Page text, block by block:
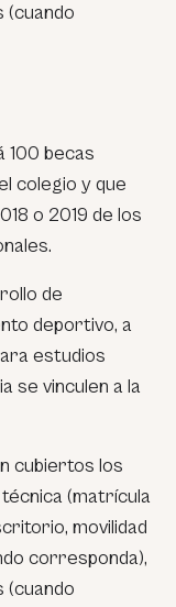
becas
colegio y que
o 2019 de los
de
deportivo, a
estudios
se vinculen a la
cubiertos los
(matrícula
movilidad
corresponda),